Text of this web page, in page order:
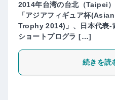
2014年台湾の台北（Taipei
「アジアフィギュア杯
Trophy 2014)」、日本代表-
ショートプログラ […]
続きを読